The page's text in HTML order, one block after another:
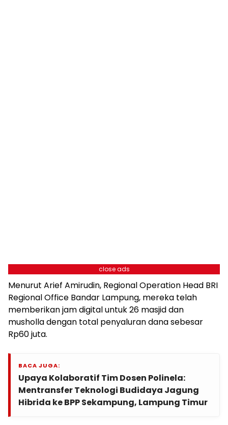
close ads
Menurut Arief Amirudin, Regional Operation Head BRI
Regional Office Bandar Lampung, mereka telah
memberikan jam digital untuk 26 masjid dan
musholla dengan total penyaluran dana sebesar
Rp60 juta.
BACA JUGA:
Upaya Kolaboratif Tim Dosen Polinela:
Mentransfer Teknologi Budidaya Jagung
Hibrida ke BPP Sekampung, Lampung Timur